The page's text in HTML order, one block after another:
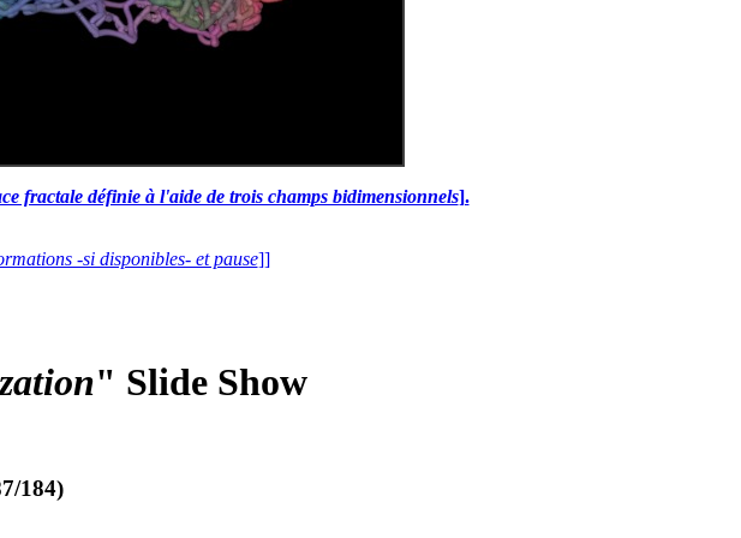
fractale définie à l'aide de trois champs bidimensionnels].
-si disponibles- et pause]]
" Slide Show
184)